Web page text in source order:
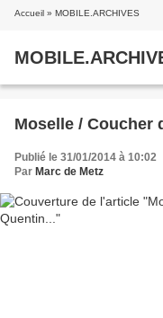
Accueil » MOBILE.ARCHIVES
Moselle / Coucher
Publié le 31/01/2014 à 10:02
Par Marc de Metz